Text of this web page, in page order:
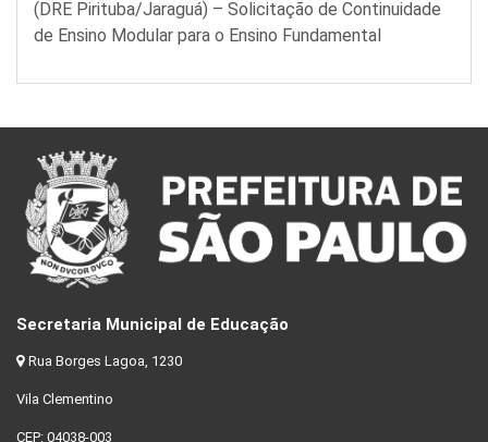
(DRE Pirituba/Jaraguá) – Solicitação de Continuidade
de Ensino Modular para o Ensino Fundamental
Secretaria Municipal de Educação
Rua Borges Lagoa, 1230
Vila Clementino
CEP: 04038-003